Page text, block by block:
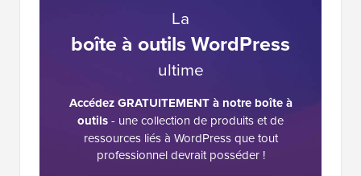
La
boîte à outils WordPress
ultime
Accédez GRATUITEMENT à notre boîte à
outils- une collection de produits et de
ressources liés à WordPress que tout
professionnel devrait posséder !